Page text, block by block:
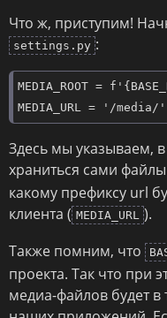
Что ж, приступим!
settings.py :
MEDIA_ROOT =
MEDIA_URL = '/media/'
Здесь мы указываем,
храниться сами
какому префиксу url
клиента ( MEDIA_URL
).
Также помним, что
проекта. Так что при
медиа-файлов будет в